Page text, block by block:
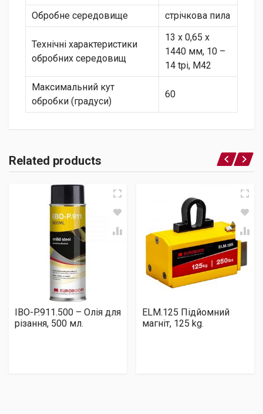
Обробне середовище стрічкова пила
Технічні характеристики
обробних середовищ
13 x 0,65 x
1440 мм, 10 –
14 tpi, M42
Максимальний кут
обробки (градуси)
60
Related products
IBO-P.911.500 – Олія для
різання, 500 мл.
ELM.125 Підйомний
магніт, 125 kg.